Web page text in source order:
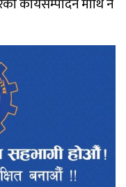
कार्यसम्पादन माथि नै